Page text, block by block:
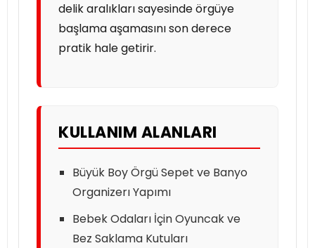
delik aralıkları sayesinde örgüye
başlama aşamasını son derece
pratik hale getirir.
KULLANIM ALANLARI
Büyük Boy Örgü Sepet ve Banyo
Organizerı Yapımı
Bebek Odaları İçin Oyuncak ve
Bez Saklama Kutuları